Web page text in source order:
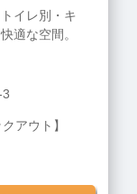
イレ別・キ
適な空間。
アウト】